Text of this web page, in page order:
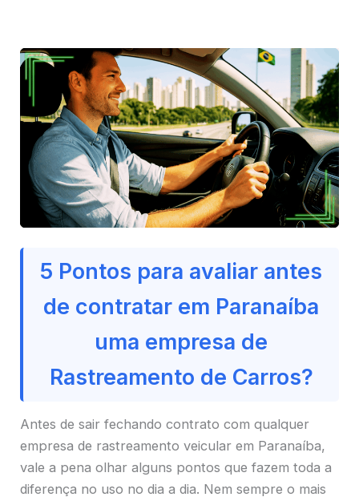
5 Pontos para avaliar antes
de contratar em Paranaíba
uma empresa de
Rastreamento de Carros?
Antes de sair fechando contrato com qualquer
empresa de rastreamento veicular em Paranaíba,
vale a pena olhar alguns pontos que fazem toda a
diferença no uso no dia a dia. Nem sempre o mais